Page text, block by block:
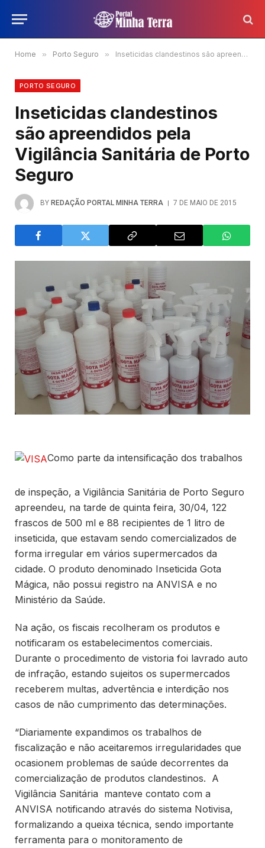
Home » Porto Seguro » Inseticidas clandestinos são apreendidos pela Vigilância Sanitária de Porto Seguro
PORTO SEGURO
Inseticidas clandestinos
são apreendidos pela
Vigilância Sanitária de Porto
Seguro
BY REDAÇÃO PORTAL MINHA TERRA 7 DE MAIO DE 2015
Como parte da intensificação dos trabalhos
de inspeção, a Vigilância Sanitária de Porto Seguro
apreendeu, na tarde de quinta feira, 30/04, 122
frascos de 500 ml e 88 recipientes de 1 litro de
inseticida, que estavam sendo comercializados de
forma irregular em vários supermercados da
cidade. O produto denominado Inseticida Gota
Mágica, não possui registro na ANVISA e no
Ministério da Saúde.
Na ação, os fiscais recolheram os produtos e
notificaram os estabelecimentos comerciais.
Durante o procedimento de vistoria foi lavrado auto
de infração, estando sujeitos os supermercados
receberem multas, advertência e interdição nos
casos de não cumprimento das determinações.
“Diariamente expandimos os trabalhos de
fiscalização e não aceitaremos irregularidades que
ocasionem problemas de saúde decorrentes da
comercialização de produtos clandestinos. A
Vigilância Sanitária manteve contato com a
ANVISA notificando através do sistema Notivisa,
formalizando a queixa técnica, sendo importante
ferramenta para o monitoramento de